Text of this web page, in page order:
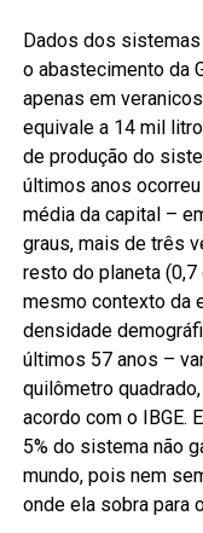
Dados dos
o abastecimento da
apenas em
equivale a 14 mil
de produção do
últimos anos
média da capital –
graus, mais de três
resto do planeta
mesmo contexto da
densidade
últimos 57 anos –
quilômetro
acordo com o IBGE.
5% do sistema não
mundo, pois nem
onde ela sobra para